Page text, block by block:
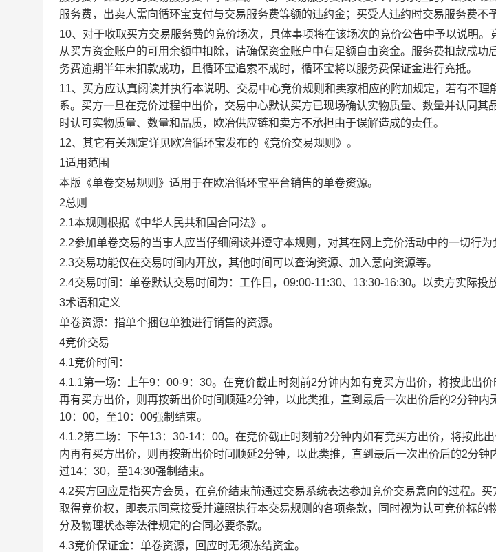
服务费，出卖人需向循环宝支付与交易服务费等额的违约金；买受人违约时交易服务费不
10、对于收取买方交易服务费的竞价场次，具体事项将在该场次的竞价公告中予以说明。
从买方资金账户的可用余额中扣除，请确保资金账户中有足额自由资金。服务费扣款成功
务费逾期半年未扣款成功，且循环宝追索不成时，循环宝将以服务费保证金进行充抵。
11、买方应认真阅读并执行本说明、交易中心竞价规则和卖家相应的附加规定，若有不理
系。买方一旦在竞价过程中出价，交易中心默认买方已现场确认实物质量、数量并认同其
时认可实物质量、数量和品质，欧冶供应链和卖方不承担由于误解造成的责任。
12、其它有关规定详见欧冶循环宝发布的《竞价交易规则》。
1适用范围
本版《单卷交易规则》适用于在欧冶循环宝平台销售的单卷资源。
2总则
2.1本规则根据《中华人民共和国合同法》。
2.2参加单卷交易的当事人应当仔细阅读并遵守本规则，对其在网上竞价活动中的一切行为
2.3交易功能仅在交易时间内开放，其他时间可以查询资源、加入意向资源等。
2.4交易时间：单卷默认交易时间为：工作日，09:00-11:30、13:30-16:30。以卖方实际投
3术语和定义
单卷资源：指单个捆包单独进行销售的资源。
4竞价交易
4.1竞价时间：
4.1.1第一场：上午9：00-9：30。在竞价截止时刻前2分钟内如有竞买方出价，将按此出
再有买方出价，则再按新出价时间顺延2分钟，以此类推，直到最后一次出价后的2分钟内
10：00，至10：00强制结束。
4.1.2第二场：下午13：30-14：00。在竞价截止时刻前2分钟内如有竞买方出价，将按此
内再有买方出价，则再按新出价时间顺延2分钟，以此类推，直到最后一次出价后的2分钟
过14：30，至14:30强制结束。
4.2买方回应是指买方会员，在竞价结束前通过交易系统表达参加竞价交易意向的过程。
取得竞价权，即表示同意接受并遵照执行本交易规则的各项条款，同时视为认可竞价标的
分及物理状态等法律规定的合同必要条款。
4.3竞价保证金：单卷资源，回应时无须冻结资金。